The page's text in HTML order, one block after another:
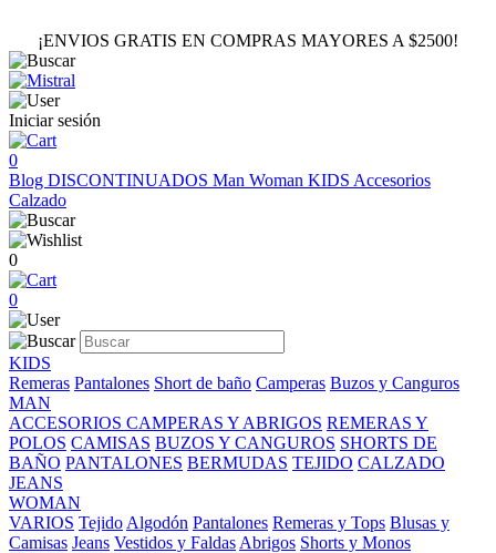
¡ENVIOS GRATIS EN COMPRAS MAYORES A $2500!
Iniciar sesión
0
Blog DISCONTINUADOS Man Woman KIDS Accesorios
Calzado
0
0
KIDS
Remeras Pantalones Short de baño Camperas Buzos y Canguros
MAN
ACCESORIOS CAMPERAS Y ABRIGOS REMERAS Y
POLOS CAMISAS BUZOS Y CANGUROS SHORTS DE
BAÑO PANTALONES BERMUDAS TEJIDO CALZADO
JEANS
WOMAN
VARIOS Tejido Algodón Pantalones Remeras y Tops Blusas y
Camisas Jeans Vestidos y Faldas Abrigos Shorts y Monos